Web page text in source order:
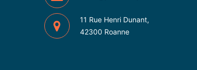
11 Rue Henri Dunant,
42300 Roanne